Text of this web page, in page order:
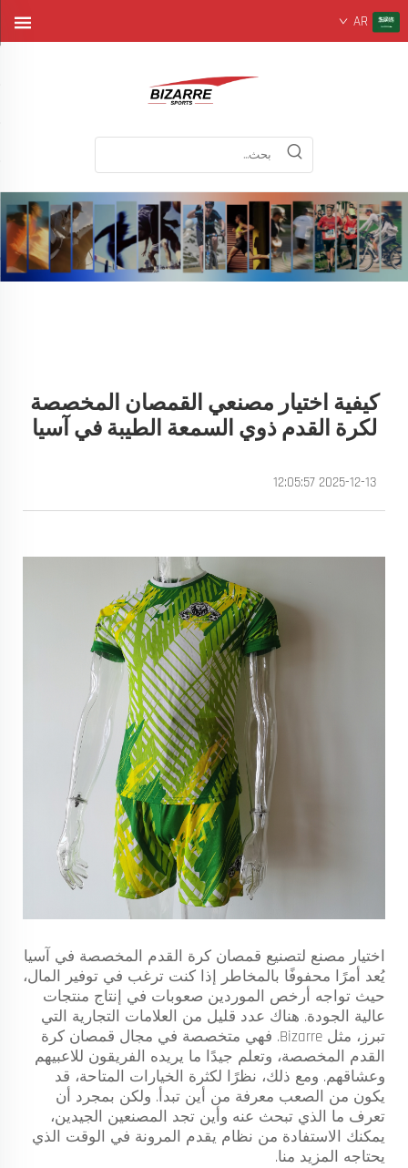
AR
كيفية اختيار مصنعي القمصان المخصصة
لكرة القدم ذوي السمعة الطيبة في آسيا
2025-12-13 12:05:57
اختيار مصنع لتصنيع قمصان كرة القدم المخصصة في آسيا
يُعد أمرًا محفوفًا بالمخاطر إذا كنت ترغب في توفير المال،
حيث تواجه أرخص الموردين صعوبات في إنتاج منتجات
عالية الجودة. هناك عدد قليل من العلامات التجارية التي
تبرز، مثل Bizarre. فهي متخصصة في مجال قمصان كرة
القدم المخصصة، وتعلم جيدًا ما يريده الفريقون للاعبيهم
وعشاقهم. ومع ذلك، نظرًا لكثرة الخيارات المتاحة، قد
يكون من الصعب معرفة من أين تبدأ. ولكن بمجرد أن
تعرف ما الذي تبحث عنه وأين تجد المصنعين الجيدين،
يمكنك الاستفادة من نظام يقدم المرونة في الوقت الذي
يحتاجه المزيد منا.